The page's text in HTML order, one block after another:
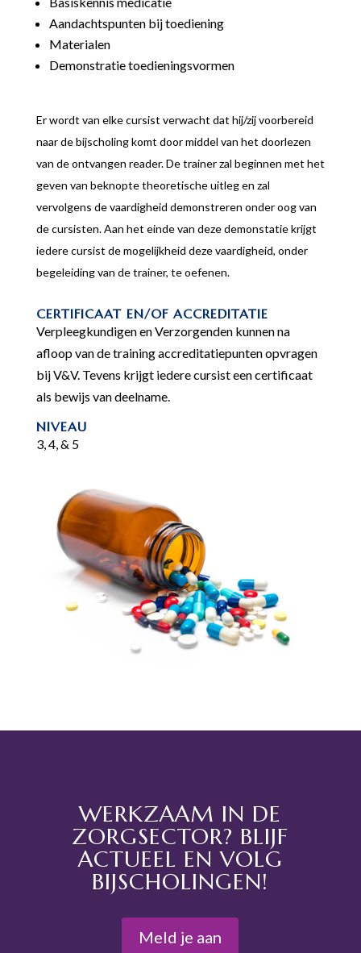
Aandachtspunten bij toediening
Materialen
Demonstratie toedieningsvormen
Er wordt van elke cursist verwacht dat hij/zij voorbereid
naar de bijscholing komt door middel van het doorlezen
van de ontvangen reader. De trainer zal beginnen met het
geven van beknopte theoretische uitleg en zal
vervolgens de vaardigheid demonstreren onder oog van
de cursisten. Aan het einde van deze demonstatie krijgt
iedere cursist de mogelijkheid deze vaardigheid, onder
begeleiding van de trainer, te oefenen.
CERTIFICAAT EN/OF ACCREDITATIE
Verpleegkundigen en Verzorgenden kunnen na
afloop van de training accreditatiepunten opvragen
bij V&V. Tevens krijgt iedere cursist een certificaat
als bewijs van deelname.
NIVEAU
3, 4, & 5
WERKZAAM IN DE
ZORGSECTOR? BLIJF
ACTUEEL EN VOLG
BIJSCHOLINGEN!
Meld je aan